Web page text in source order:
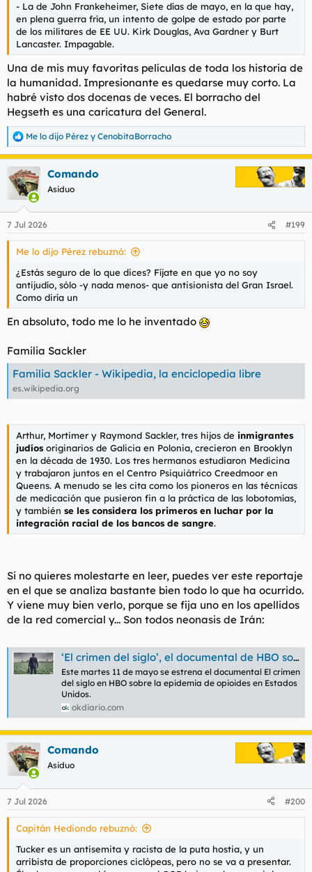
- La de John Frankeheimer, Siete días de mayo, en la que hay,
en plena guerra fría, un intento de golpe de estado por parte
de los militares de EE UU. Kirk Douglas, Ava Gardner y Burt
Lancaster. Impagable.
Una de mis muy favoritas películas de toda los historia de
la humanidad. Impresionante es quedarse muy corto. La
habré visto dos docenas de veces. El borracho del
Hegseth es una caricatura del General.
R
e
a
c
c
e
s
Me lo dijo Pérez y CenobitaBorracho
Comando
Asiduo
7 Jul 2026 #199
Me lo dijo Pérez rebuznó:
¿Estás seguro de lo que dices? Fíjate en que yo no soy
antijudío, sólo -y nada menos- que antisionista del Gran Israel.
Como diría un
En absoluto, todo me lo he inventado
Familia Sackler
Familia Sackler - Wikipedia, la enciclopedia libre
es.wikipedia.org
Arthur, Mortimer y Raymond Sackler, tres hijos de inmigrantes
judíos originarios de Galicia en Polonia, crecieron en Brooklyn
en la década de 1930. Los tres hermanos estudiaron Medicina
y trabajaron juntos en el Centro Psiquiátrico Creedmoor en
Queens. A menudo se les cita como los pioneros en las técnicas
de medicación que pusieron fin a la práctica de las lobotomías,
y también se les considera los primeros en luchar por la
integración racial de los bancos de sangre.
Si no quieres molestarte en leer, puedes ver este reportaje
en el que se analiza bastante bien todo lo que ha ocurrido.
Y viene muy bien verlo, porque se fija uno en los apellidos
de la red comercial y... Son todos neonasis de Irán:
‘El crimen del siglo’, el documental de HBO sobre la epidemia de opioides en Estados Unidos
Este martes 11 de mayo se estrena el documental El crimen
del siglo en HBO sobre la epidemia de opioides en Estados
Unidos.
okdiario.com
Comando
Asiduo
7 Jul 2026 #200
Capitán Hediondo rebuznó:
Tucker es un antisemita y racista de la puta hostia, y un
arribista de proporciones ciclópeas, pero no se va a presentar.